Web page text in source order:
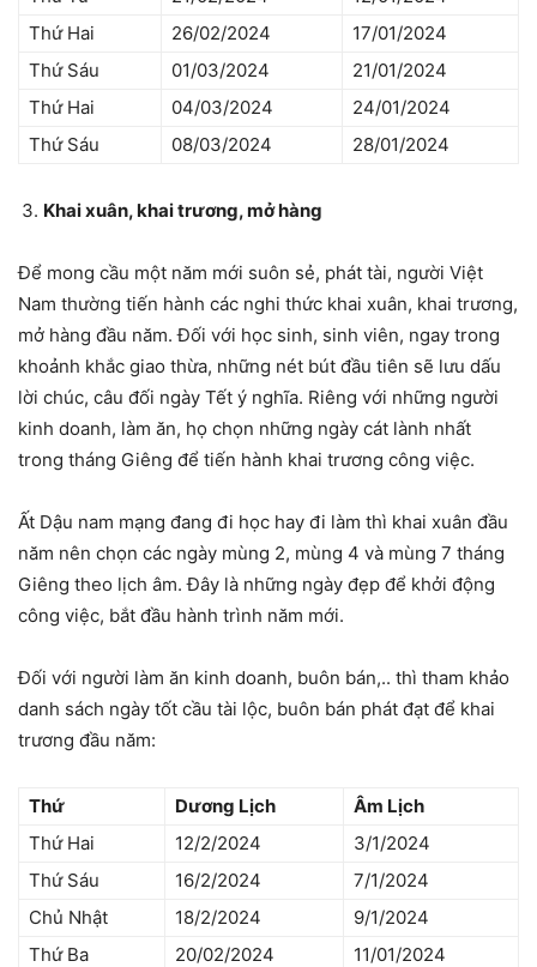
Thứ Hai
26/02/2024
17/01/2024
Thứ Sáu
01/03/2024
21/01/2024
Thứ Hai
04/03/2024
24/01/2024
Thứ Sáu
08/03/2024 28/01/2024
Khai xuân, khai trương, mở hàng
Để mong cầu một năm mới suôn sẻ, phát tài, người Việt
Nam thường tiến hành các nghi thức khai xuân, khai trương,
mở hàng đầu năm. Đối với học sinh, sinh viên, ngay trong
khoảnh khắc giao thừa, những nét bút đầu tiên sẽ lưu dấu
lời chúc, câu đối ngày Tết ý nghĩa. Riêng với những người
kinh doanh, làm ăn, họ chọn những ngày cát lành nhất
trong tháng Giêng để tiến hành khai trương công việc.
Ất Dậu nam mạng đang đi học hay đi làm thì khai xuân đầu
năm nên chọn các ngày mùng 2, mùng 4 và mùng 7 tháng
Giêng theo lịch âm. Đây là những ngày đẹp để khởi động
công việc, bắt đầu hành trình năm mới.
Đối với người làm ăn kinh doanh, buôn bán,.. thì tham khảo
danh sách ngày tốt cầu tài lộc, buôn bán phát đạt để khai
trương đầu năm:
Thứ Dương Lịch
Âm Lịch
Thứ Hai
12/2/2024
3/1/2024
Thứ Sáu
16/2/2024
7/1/2024
Chủ Nhật
18/2/2024
9/1/2024
Thứ Ba
20/02/2024
11/01/2024